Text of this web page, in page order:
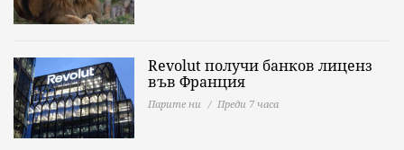
Revolut получи банков лиценз
във Франция
Парите ни Преди 7 часа